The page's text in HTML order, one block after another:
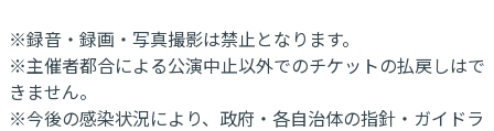
※録音・録画・写真撮影は禁止となります。
※主催者都合による公演中止以外でのチケットの払戻しはで
きません。
※今後の感染状況により、政府・各自治体の指針・ガイドラ